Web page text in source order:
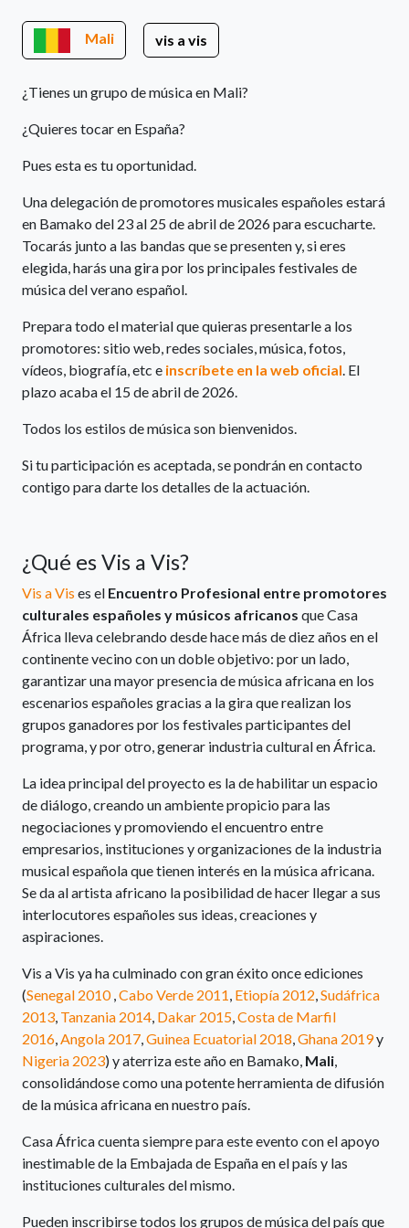
Mali vis a vis
¿Tienes un grupo de música en Mali?
¿Quieres tocar en España?
Pues esta es tu oportunidad.
Una delegación de promotores musicales españoles estará
en Bamako del 23 al 25 de abril de 2026 para escucharte.
Tocarás junto a las bandas que se presenten y, si eres
elegida, harás una gira por los principales festivales de
música del verano español.
Prepara todo el material que quieras presentarle a los
promotores: sitio web, redes sociales, música, fotos,
vídeos, biografía, etc e inscríbete en la web oficial . El
plazo acaba el 15 de abril de 2026.
Todos los estilos de música son bienvenidos.
Si tu participación es aceptada, se pondrán en contacto
contigo para darte los detalles de la actuación.
¿Qué es Vis a Vis?
Vis a Vis es el Encuentro Profesional entre promotores
culturales españoles y músicos africanos que Casa
África lleva celebrando desde hace más de diez años en el
continente vecino con un doble objetivo: por un lado,
garantizar una mayor presencia de música africana en los
escenarios españoles gracias a la gira que realizan los
grupos ganadores por los festivales participantes del
programa, y por otro, generar industria cultural en África.
La idea principal del proyecto es la de habilitar un espacio
de diálogo, creando un ambiente propicio para las
negociaciones y promoviendo el encuentro entre
empresarios, instituciones y organizaciones de la industria
musical española que tienen interés en la música africana.
Se da al artista africano la posibilidad de hacer llegar a sus
interlocutores españoles sus ideas, creaciones y
aspiraciones.
Vis a Vis ya ha culminado con gran éxito once ediciones
(Senegal 2010, Cabo Verde 2011 Etiopía 2012 Sudáfrica
2013 Tanzania 2014 Dakar 2015 Costa de Marfil
2016 Angola 2017 Guinea Ecuatorial 2018 Ghana 2019y
Nigeria 2023) y aterriza este año en Bamako, Mali
consolidándose como una potente herramienta de difusión
de la música africana en nuestro país.
Casa África cuenta siempre para este evento con el apoyo
inestimable de la Embajada de España en el país y las
instituciones culturales del mismo.
Pueden inscribirse todos los grupos de música del país que